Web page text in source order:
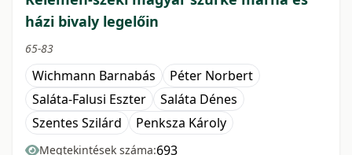
házi bivaly legelőin
65-83
Wichmann Barnabás
Péter Norbert
Saláta-Falusi Eszter
Saláta Dénes
Szentes Szilárd
Penksza Károly
Megtekintések száma:693